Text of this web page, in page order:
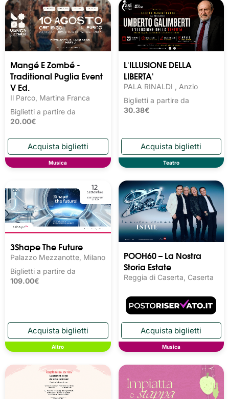
Mangé E Zombé -
Traditional Puglia Event
V Ed.
Il Parco, Martina Franca
Biglietti a partire da
20.00€
Musica
L'ILLUSIONE DELLA
LIBERTA'
PALA RINALDI , Anzio
Biglietti a partire da
30.38€
Teatro
3Shape The Future
Palazzo Mezzanotte, Milano
Biglietti a partire da
109.00€
Altro
POOH60 – La Nostra
Storia Estate
Reggia di Caserta, Caserta
Musica